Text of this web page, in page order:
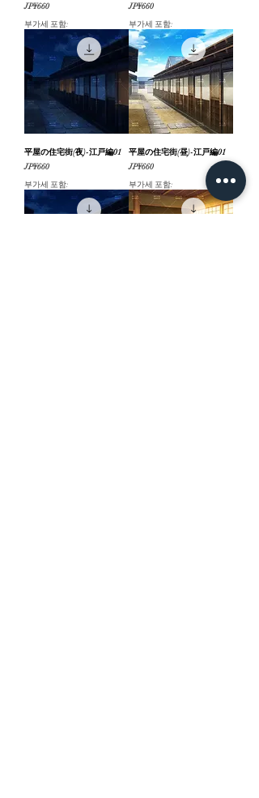
가격
JP¥660
부가세 포함:
가격
JP¥660
부가세 포함:
平屋の住宅街(夜)-江戸編01
가격
JP¥660
부가세 포함:
平屋の住宅街(昼)-江戸編01
가격
JP¥660
부가세 포함: